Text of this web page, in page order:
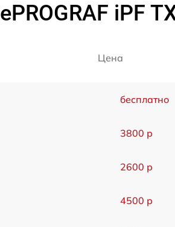
iPF
Цена
бесплатно
3800 р
2600 р
4500 р